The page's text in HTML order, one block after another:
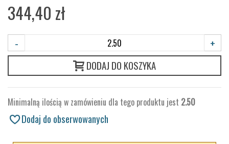
344,40 zł
- +
DODAJ DO KOSZYKA
Minimalną ilością w zamówieniu dla tego produktu jest 2.50
Dodaj do obserwowanych